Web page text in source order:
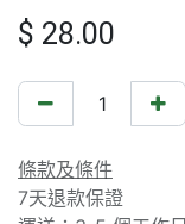
$ 28.00
條款及條件
7天退款保證